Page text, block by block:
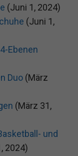
(Juni 1, 2024)
(Juni 1,
Ebenen
Duo (März
(März 31,
und
2024)